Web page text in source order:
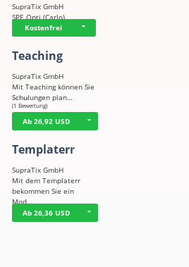
SupraTix GmbH
SPE Opti (Carlo)
Kostenfrei
Teaching
SupraTix GmbH
Mit Teaching können Sie
Schulungen plan…
☆☆ ☆☆☆
(1 Bewertung)
Ab 26,92 USD
Templaterr
SupraTix GmbH
Mit dem Templaterr
bekommen Sie ein
Mod…
Ab 26,36 USD